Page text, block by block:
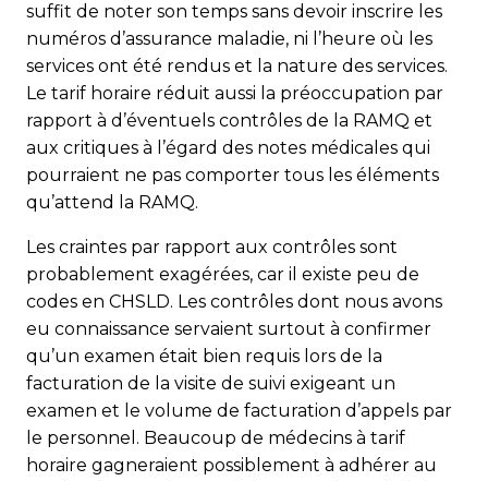
suffit de noter son temps sans devoir inscrire les
numéros d’assurance maladie, ni l’heure où les
services ont été rendus et la nature des services.
Le tarif horaire réduit aussi la préoccupation par
rapport à d’éventuels contrôles de la RAMQ et
aux critiques à l’égard des notes médicales qui
pourraient ne pas comporter tous les éléments
qu’attend la RAMQ.
Les craintes par rapport aux contrôles sont
probablement exagérées, car il existe peu de
codes en CHSLD. Les contrôles dont nous avons
eu connaissance servaient surtout à confirmer
qu’un examen était bien requis lors de la
facturation de la visite de suivi exigeant un
examen et le volume de facturation d’appels par
le personnel. Beaucoup de médecins à tarif
horaire gagneraient possiblement à adhérer au